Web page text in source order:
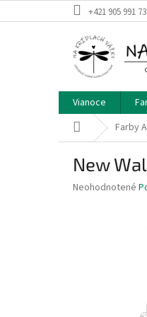
na
+421 905 991
Vianoce
DomovFarby
New
Priemerné
Neohodnotené